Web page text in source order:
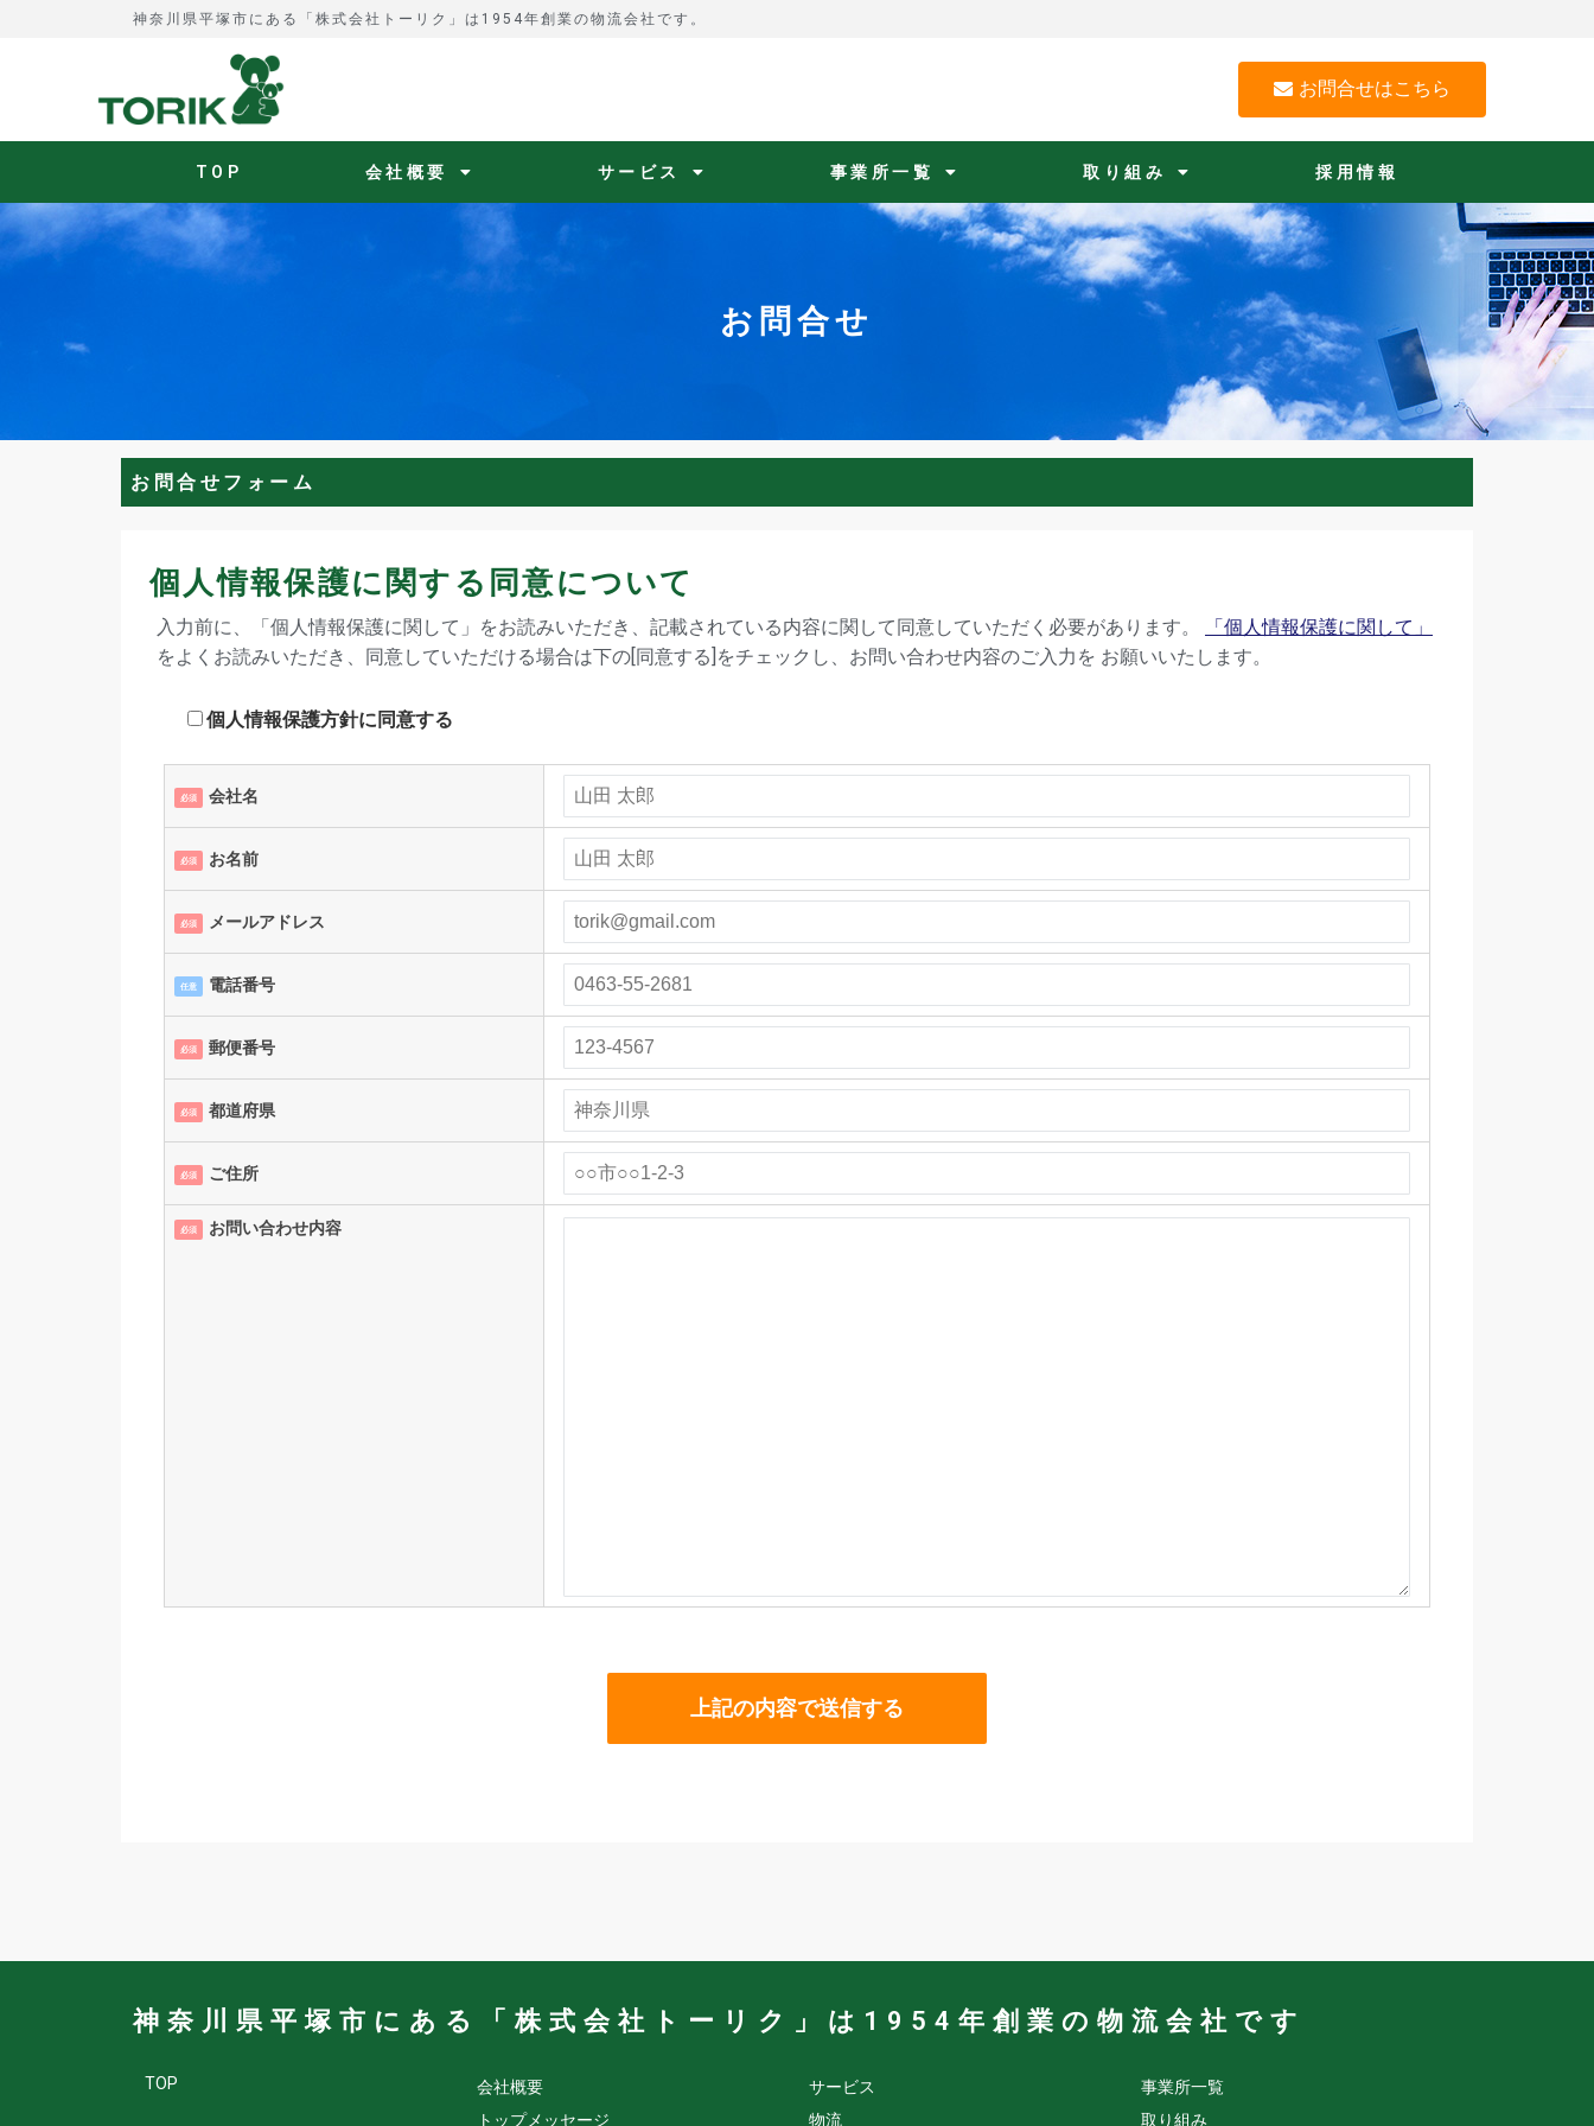
神奈川県平塚市にある「株式会社トーリク」は1954年創業の物流会社です。
お問合せはこちら
TOP 会社概要 サービス 事業所一覧 取り組み 採用情報
お問合せ
お問合せフォーム
個人情報保護に関する同意について
入力前に、「個人情報保護に関して」をお読みいただき、記載されている内容に関して同意していただく必要があります。
「個人情報保護に関して」
をよくお読みいただき、同意していただける場合は下の[同意する]をチェックし、お問い合わせ内容のご入力を お願いいたします。
個人情報保護方針に同意する
必須 会社名
必須 お名前
必須 メールアドレス
任意 電話番号
必須 郵便番号
必須 都道府県
必須 ご住所
必須 お問い合わせ内容
神奈川県平塚市にある「株式会社トーリク」は1954年創業の物流会社です
TOP
会社概要
トップメッセージ
サービス
物流
事業所一覧
取り組み